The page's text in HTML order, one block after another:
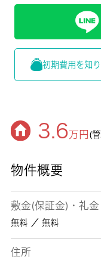
初期費用を知
3.6万円 (
物件概要
敷金(保証金)・礼金
無料 ／ 無料
住所